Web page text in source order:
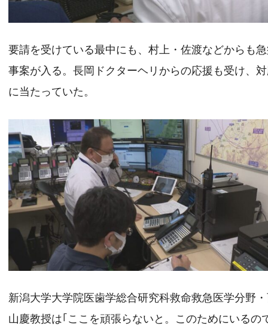
要請を受けている最中にも、村上・佐渡などからも
事案が入る。長岡ドクターヘリからの応援も受け、
に当たっていた。
新潟大学大学院医歯学総合研究科救命救急医学分野
山慶教授は｢ここを頑張らないと。このためにいるの